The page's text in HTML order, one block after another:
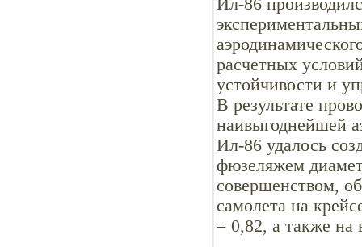
Ил-86
расчетных
устойчивости и
В результате
наивыгоднейшей
Ил-86 удалось
фюзеляжем
совершенством,
самолета на
= 0,82, а также на